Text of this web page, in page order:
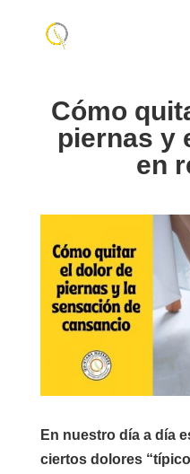
Cómo
piernas y
en
En nuestro día a día
ciertos dolores